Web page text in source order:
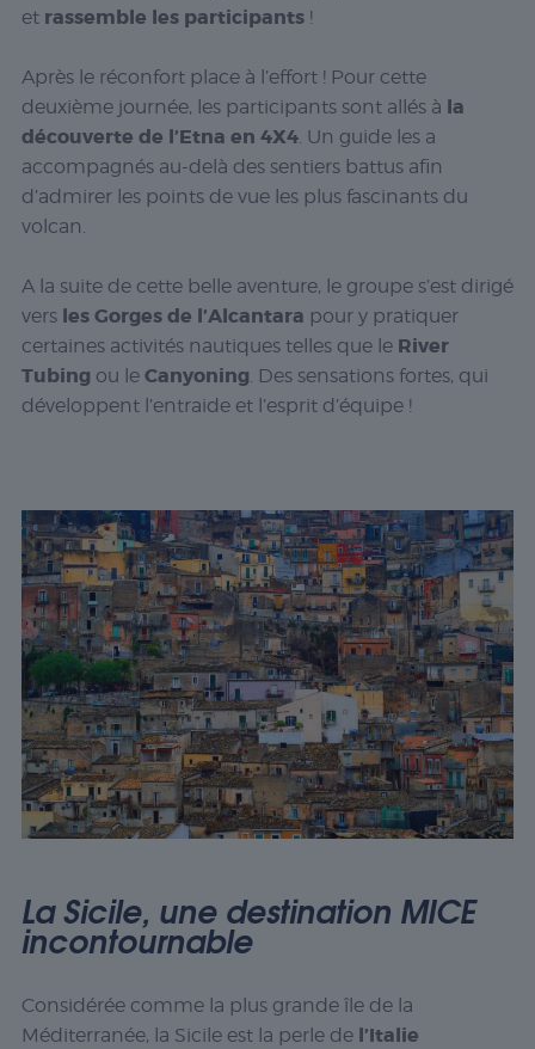
etrassemble les participants!
Après le réconfort place à l’effort ! Pour cette
deuxième journée, les participants sont allés à la
découverte de l’Etna en 4X4. Un guide les a
accompagnés au-delà des sentiers battus afin
d’admirer les points de vue les plus fascinants du
volcan.
A la suite de cette belle aventure, le groupe s’est dirigé
vers les Gorges de l’Alcantara pour y pratiquer
certaines activités nautiques telles que le River
Tubing ou leCanyoning. Des sensations fortes, qui
développent l’entraide et l’esprit d’équipe !
La Sicile, une destination MICE
incontournable
Considérée comme la plus grande île de la
Méditerranée, la Sicile est la perle de l’Italie